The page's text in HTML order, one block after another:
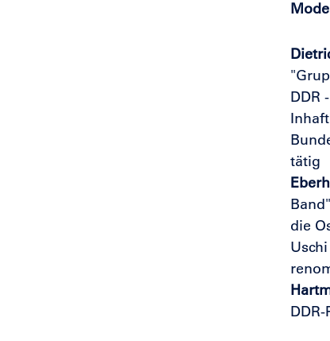
DDR
tätig
die